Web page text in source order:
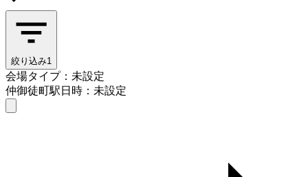
絞り込み1
会場タイプ：未設定
仲御徒町駅日時：未設定